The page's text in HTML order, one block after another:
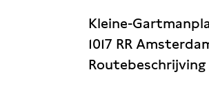
Kleine-
1017 RR
Routebeschrijving